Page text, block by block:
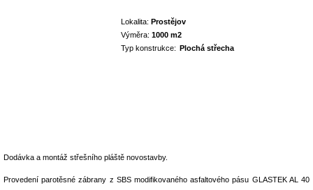
Lokalita: Prostějov
Výměra: 1000 m2
Typ konstrukce: Plochá střecha
Dodávka a montáž střešního pláště novostavby.
Provedení parotěsné zábrany z SBS modifikovaného asfaltového pásu GLASTEK AL 40